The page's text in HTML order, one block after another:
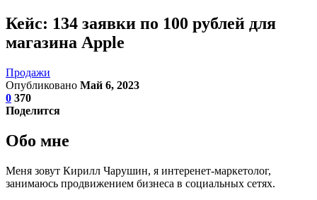
Кейс: 134 заявки по 100 рублей для
магазина Apple
Продажи
Опубликовано Май 6, 2023
0 370
Поделится
Обо мне
Меня зовут Кирилл Чарушин, я интеренет-маркетолог,
занимаюсь продвижением бизнеса в социальных сетях.